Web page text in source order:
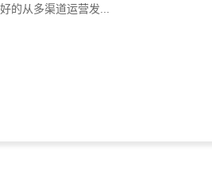
的从多渠道运营发...